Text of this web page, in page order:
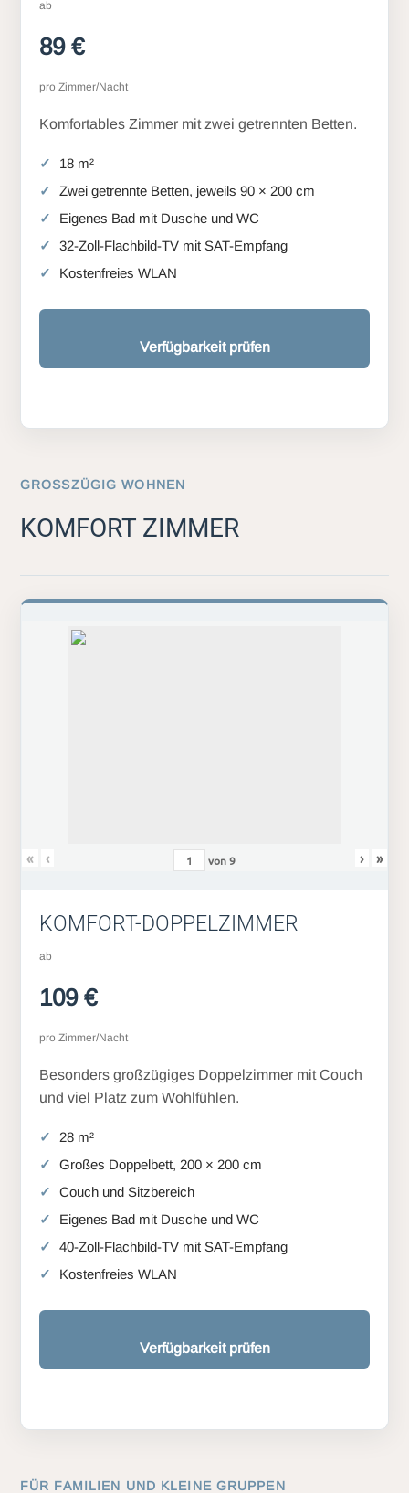
ab
89 €
pro Zimmer/Nacht
Komfortables Zimmer mit zwei getrennten Betten.
18 m²
Zwei getrennte Betten, jeweils 90 × 200 cm
Eigenes Bad mit Dusche und WC
32-Zoll-Flachbild-TV mit SAT-Empfang
Kostenfreies WLAN
Verfügbarkeit prüfen
GROSSZÜGIG WOHNEN
KOMFORT ZIMMER
« ‹ von9 › »
KOMFORT-DOPPELZIMMER
ab
109 €
pro Zimmer/Nacht
Besonders großzügiges Doppelzimmer mit Couch
und viel Platz zum Wohlfühlen.
28 m²
Großes Doppelbett, 200 × 200 cm
Couch und Sitzbereich
Eigenes Bad mit Dusche und WC
40-Zoll-Flachbild-TV mit SAT-Empfang
Kostenfreies WLAN
Verfügbarkeit prüfen
FÜR FAMILIEN UND KLEINE GRUPPEN